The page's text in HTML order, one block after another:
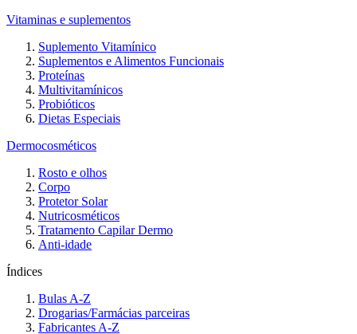
Vitaminas e suplementos
Suplemento Vitamínico
Suplementos e Alimentos Funcionais
Proteínas
Multivitamínicos
Probióticos
Dietas Especiais
Dermocosméticos
Rosto e olhos
Corpo
Protetor Solar
Nutricosméticos
Tratamento Capilar Dermo
Anti-idade
Índices
Bulas A-Z
Drogarias/Farmácias parceiras
Fabricantes A-Z